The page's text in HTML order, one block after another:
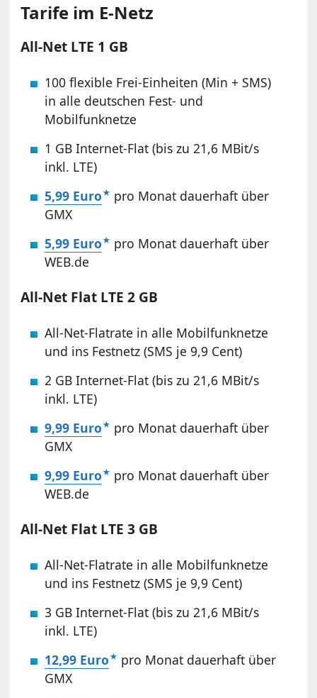
Tarife im E-Netz
All-Net LTE 1 GB
100 flexible Frei-Einheiten (Min + SMS)
in alle deutschen Fest- und
Mobilfunknetze
1 GB Internet-Flat (bis zu 21,6 MBit/s
inkl. LTE)
5,99 Euro
pro Monat dauerhaft über
GMX
5,99 Euro
pro Monat dauerhaft über
WEB.de
All-Net Flat LTE 2 GB
All-Net-Flatrate in alle Mobilfunknetze
und ins Festnetz (SMS je 9,9 Cent)
2 GB Internet-Flat (bis zu 21,6 MBit/s
inkl. LTE)
9,99 Euro
pro Monat dauerhaft über
GMX
9,99 Euro
pro Monat dauerhaft über
WEB.de
All-Net Flat LTE 3 GB
All-Net-Flatrate in alle Mobilfunknetze
und ins Festnetz (SMS je 9,9 Cent)
3 GB Internet-Flat (bis zu 21,6 MBit/s
inkl. LTE)
12,99 Euro
pro Monat dauerhaft über
GMX